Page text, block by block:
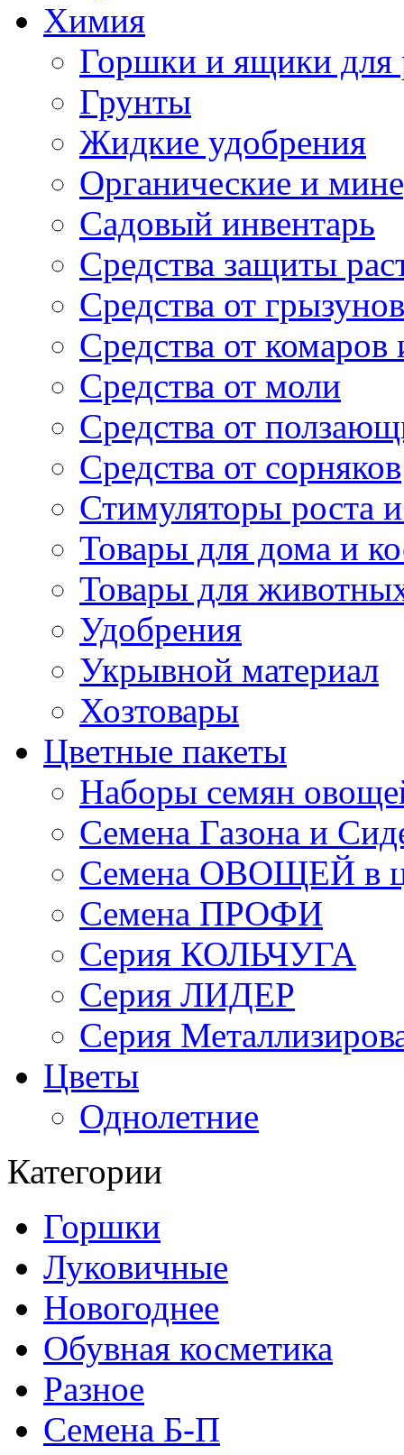
Химия
Горшки и ящики для
Грунты
Жидкие удобрения
Органические и
Садовый инвентарь
Средства защиты
Средства от грызунов
Средства от
Средства от моли
Средства от
Средства от сорняков
Стимуляторы роста и
Товары для дома и
Товары для
Удобрения
Укрывной материал
Хозтовары
Цветные пакеты
Наборы семян
Семена Газона и
Семена ОВОЩЕЙ в
Семена ПРОФИ
Серия КОЛЬЧУГА
Серия ЛИДЕР
Серия
Цветы
Однолетние
Категории
Горшки
Луковичные
Новогоднее
Обувная косметика
Разное
Семена Б-П